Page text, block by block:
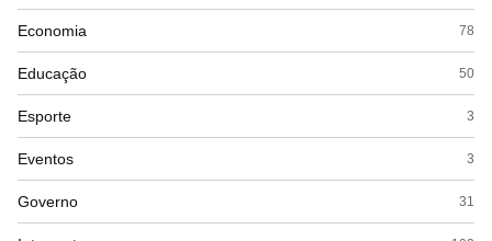
Economia 78
Educação 50
Esporte 3
Eventos 3
Governo 31